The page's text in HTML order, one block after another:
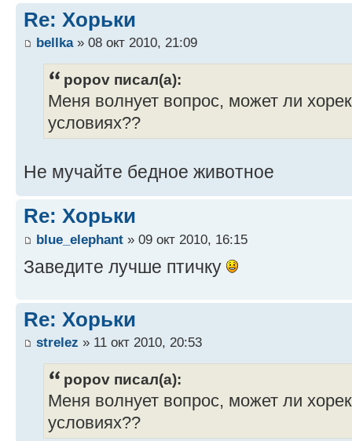
Re: Хорьки
bellka» 08 окт 2010, 21:09
popov писал(а):
Меня волнует вопрос, может ли
условиях??
Не мучайте бедное животное
Re: Хорьки
blue_elephant » 09 окт 2010, 16:15
Заведите лучше птичку
Re: Хорьки
strelez » 11 окт 2010, 20:53
popov писал(а):
Меня волнует вопрос, может ли
условиях??